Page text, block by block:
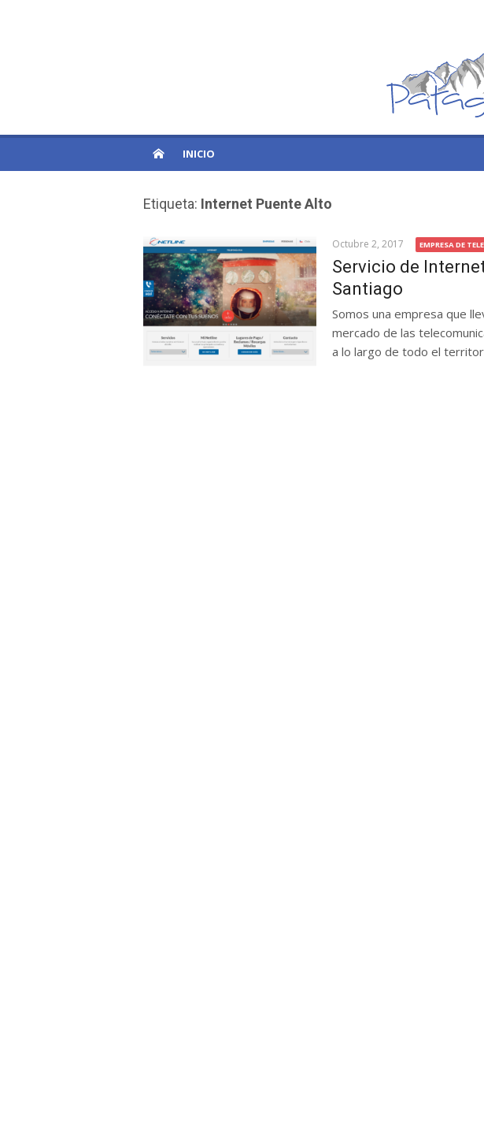
INICIO
Etiqueta: Internet Puente Alto
Octubre 2, 2017 EMPRESA DE
Servicio de
Santiago
Somos una empresa que
mercado de las
a lo largo de todo el